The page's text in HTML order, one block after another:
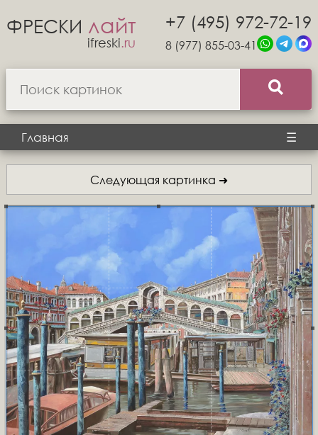
ФРЕСКИ лайт
ifreski.ru
+7 (495) 972-72-19
8 (977) 855-03-41
Главная ☰
Следующая картинка ➜